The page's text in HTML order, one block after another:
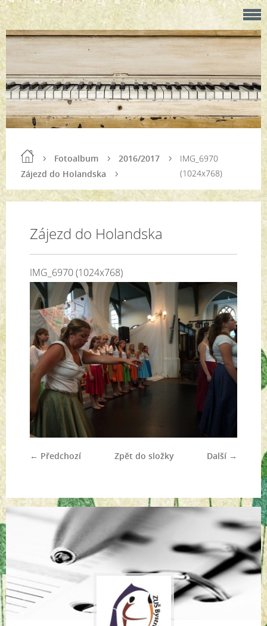
Fotoalbum
2016/2017
Zájezd do Holandska
IMG_6970
(1024x768)
Zájezd do Holandska
IMG_6970 (1024x768)
← Předchozí Další →
Zpět do složky